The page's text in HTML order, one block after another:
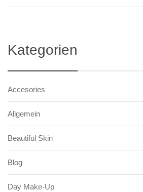
Kategorien
Accesories
Allgemein
Beautiful Skin
Blog
Day Make-Up